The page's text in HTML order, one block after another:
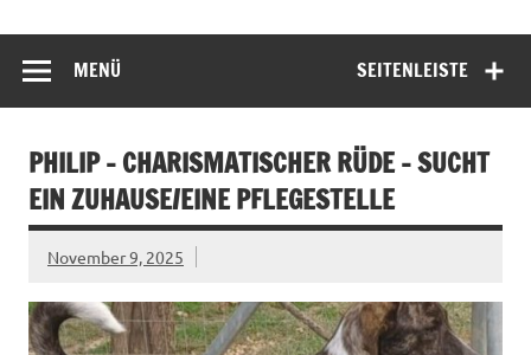
SEITENLEISTE
MENÜ
PHILIP – CHARISMATISCHER RÜDE – SUCHT
EIN ZUHAUSE/EINE PFLEGESTELLE
November 9, 2025